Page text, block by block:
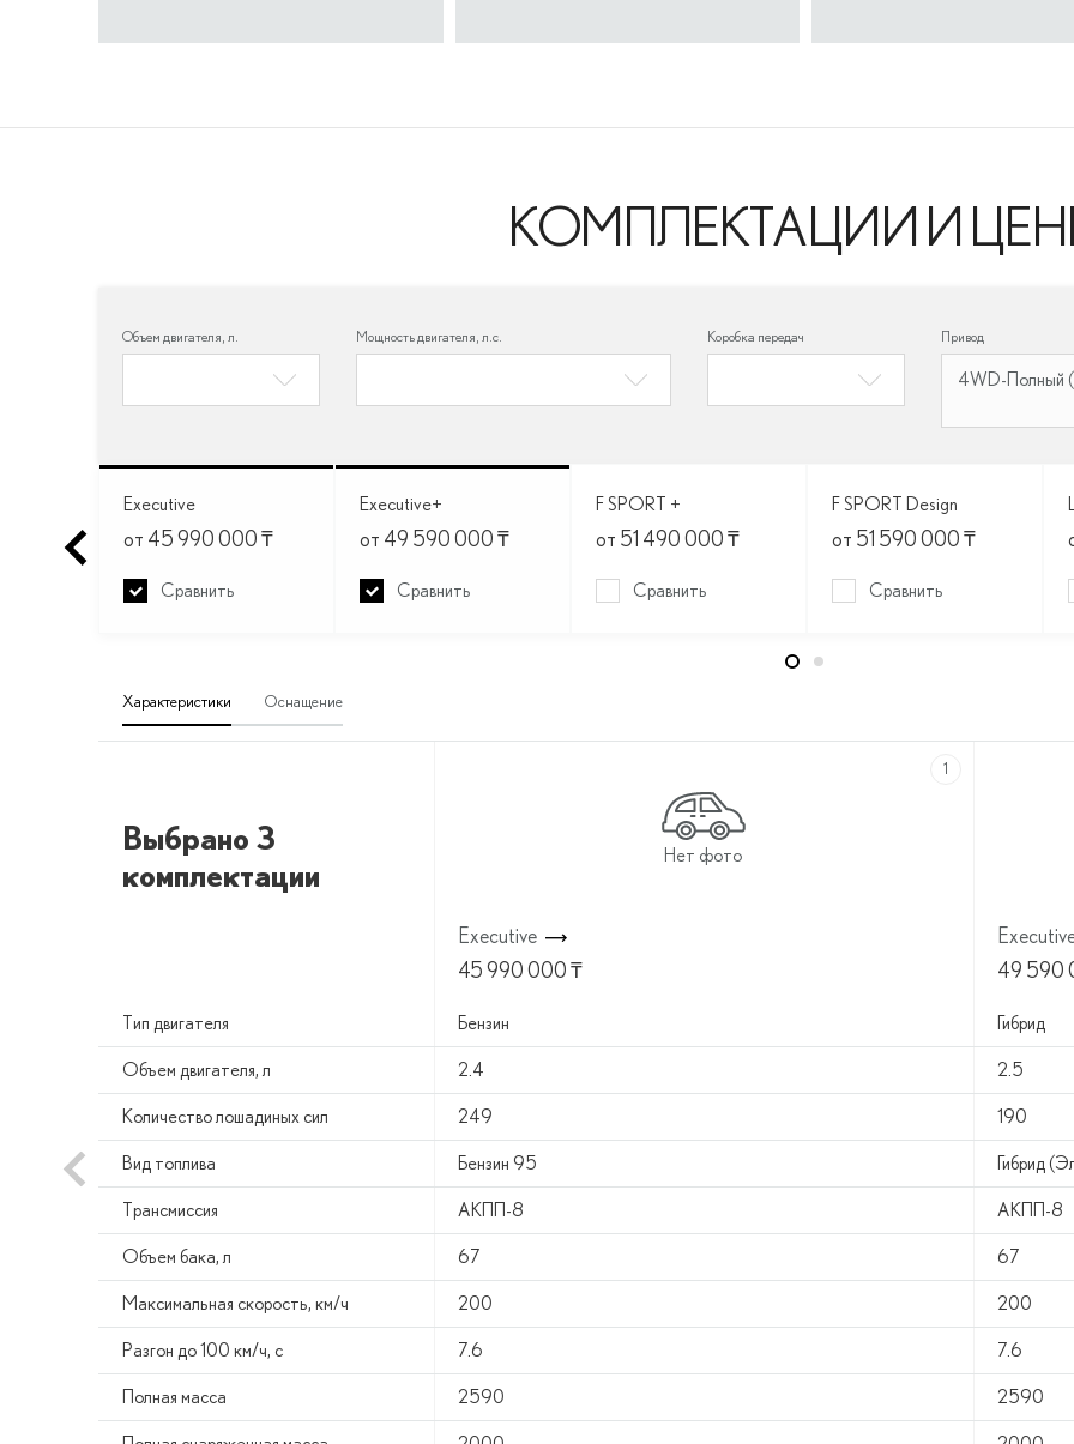
КОМПЛЕКТАЦИИ И
Объем двигателя, л. Мощность двигателя, л.с. Коробка передач Привод
4WD-Полный
Executive
от 45 990 000₸
Сравнить
Executive+
от 49 590 000₸
Сравнить
F SPORT +
от 51 490 000₸
Сравнить
F SPORT Design
от 51 590 000₸
Сравнить
Характеристики Оснащение
Выбрано 3
комплектации
Тип двигателя
Объем двигателя, л
Количество лошадиных сил
Вид топлива
Трансмиссия
Объем бака, л
Максимальная скорость, км/ч
Разгон до 100 км/ч, с
Полная масса
1
Нет фото
Executive
45 990 000₸
Бензин
2.4
249
Бензин 95
АКПП-8
67
200
7.6
2590
49 590
Гибрид
2.5
190
Гибрид
АКПП-8
67
200
7.6
2590